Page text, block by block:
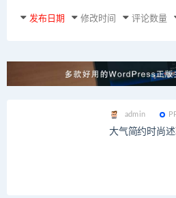
发布日期 修改时间 评论数量
admin
大气简约时尚